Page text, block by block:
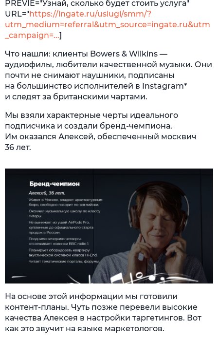
PREVIE="Узнай, сколько будет стоить услуга"
URL="https://ingate.ru/uslugi/smm/?
utm_medium=referral&utm_source=ingate.ru&utm
_campaign=...]
Что нашли: клиенты Bowers & Wilkins —
аудиофилы, любители качественной музыки. Они
почти не снимают наушники, подписаны
на большинство исполнителей в Instagram*
и следят за британскими чартами.
Мы взяли характерные черты идеального
подписчика и создали бренд-чемпиона.
Им оказался Алексей, обеспеченный москвич
36 лет.
На основе этой информации мы готовили
контент-планы. Чуть позже перевели высокие
качества Алексея в настройки таргетингов. Вот
как это звучит на языке маркетологов.